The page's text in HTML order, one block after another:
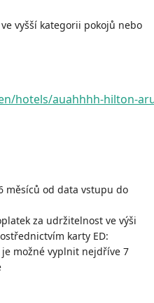
vyšší kategorii pokojů nebo
hotels/auahhhh-hilton-
měsíců od data vstupu do
za udržitelnost ve výši
karty ED:
možné vyplnit nejdříve 7